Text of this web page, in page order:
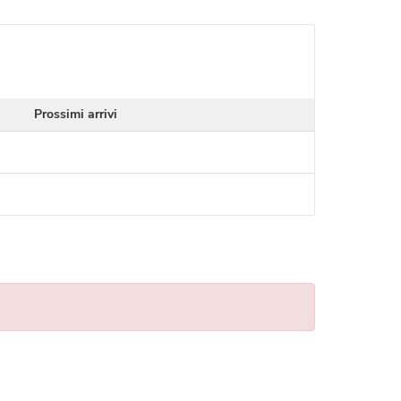
Prossimi arrivi